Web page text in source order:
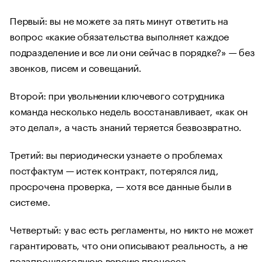
Первый: вы не можете за пять минут ответить на
вопрос «какие обязательства выполняет каждое
подразделение и все ли они сейчас в порядке?» — без
звонков, писем и совещаний.
Второй: при увольнении ключевого сотрудника
команда несколько недель восстанавливает, «как он
это делал», а часть знаний теряется безвозвратно.
Третий: вы периодически узнаете о проблемах
постфактум — истек контракт, потерялся лид,
просрочена проверка, — хотя все данные были в
системе.
Четвертый: у вас есть регламенты, но никто не может
гарантировать, что они описывают реальность, а не